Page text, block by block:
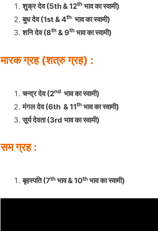
शुक्र देव (5th & 12th भाव का स्वामी)
बुध देव (1st & 4th भाव का स्वामी)
शनि देव (8th & 9th भाव का स्वामी)
मारक ग्रह (शत्रु ग्रह) :
चन्द्रदेव (2nd भाव का स्वामी)
मंगल देव (6th & 11th भाव का स्वामी)
सूर्य देवता (3rd भाव का स्वामी)
सम ग्रह :
बृहस्पति (7th भाव & 10th भाव का स्वामी)